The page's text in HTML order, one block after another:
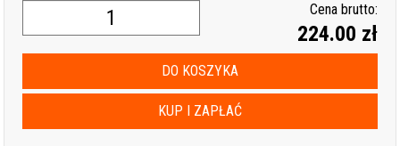
Cena brutto:
224.00 zł
DO KOSZYKA
KUP I ZAPŁAĆ